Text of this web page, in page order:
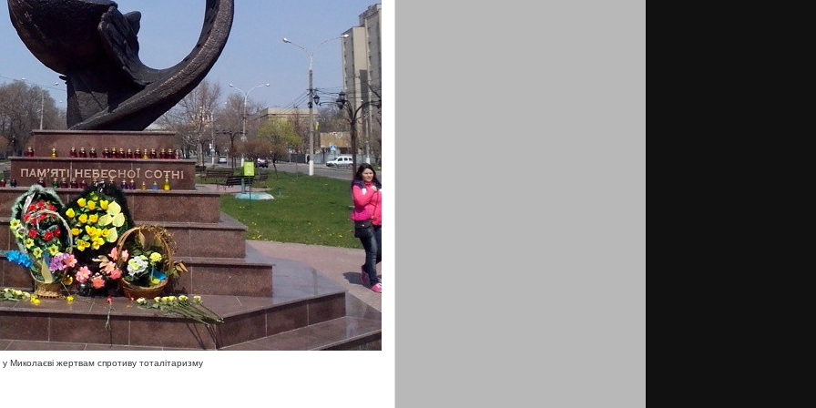
Миколаєві жертвам спротиву тоталітаризму